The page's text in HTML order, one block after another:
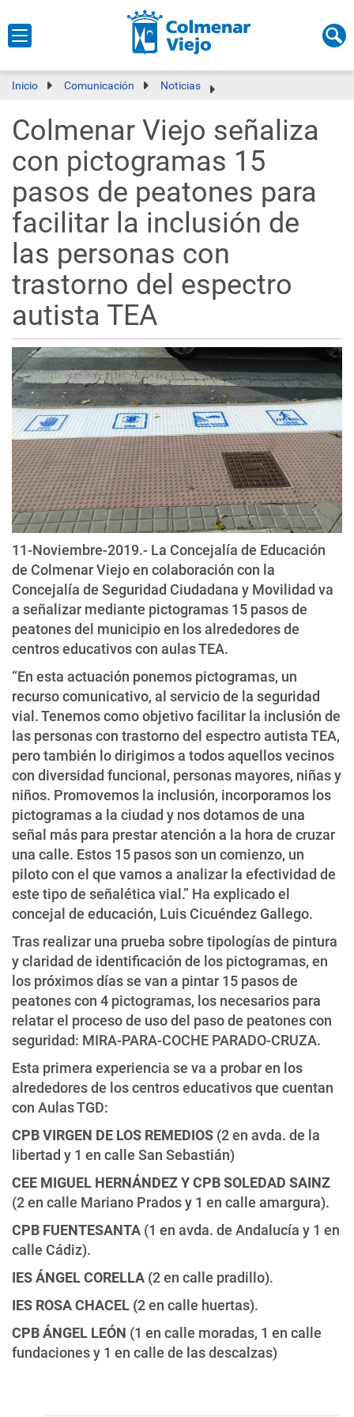
Inicio Comunicación Noticias
Colmenar Viejo señaliza
con pictogramas 15
pasos de peatones para
facilitar la inclusión de
las personas con
trastorno del espectro
autista TEA
11-Noviembre-2019.- La Concejalía de Educación
de Colmenar Viejo en colaboración con la
Concejalía de Seguridad Ciudadana y Movilidad va
a señalizar mediante pictogramas 15 pasos de
peatones del municipio en los alrededores de
centros educativos con aulas TEA.
“En esta actuación ponemos pictogramas, un
recurso comunicativo, al servicio de la seguridad
vial. Tenemos como objetivo facilitar la inclusión de
las personas con trastorno del espectro autista TEA,
pero también lo dirigimos a todos aquellos vecinos
con diversidad funcional, personas mayores, niñas y
niños. Promovemos la inclusión, incorporamos los
pictogramas a la ciudad y nos dotamos de una
señal más para prestar atención a la hora de cruzar
una calle. Estos 15 pasos son un comienzo, un
piloto con el que vamos a analizar la efectividad de
este tipo de señalética vial.” Ha explicado el
concejal de educación, Luis Cicuéndez Gallego.
Tras realizar una prueba sobre tipologías de pintura
y claridad de identificación de los pictogramas, en
los próximos días se van a pintar 15 pasos de
peatones con 4 pictogramas, los necesarios para
relatar el proceso de uso del paso de peatones con
seguridad: MIRA-PARA-COCHE PARADO-CRUZA.
Esta primera experiencia se va a probar en los
alrededores de los centros educativos que cuentan
con Aulas TGD:
CPB VIRGEN DE LOS REMEDIOS (2 en avda. de la
libertad y 1 en calle San Sebastián)
CEE MIGUEL HERNÁNDEZ Y CPB SOLEDAD SAINZ
(2 en calle Mariano Prados y 1 en calle amargura).
CPB FUENTESANTA (1 en avda. de Andalucía y 1 en
calle Cádiz).
IES ÁNGEL CORELLA (2 en calle pradillo).
IES ROSA CHACEL (2 en calle huertas).
CPB ÁNGEL LEÓN (1 en calle moradas, 1 en calle
fundaciones y 1 en calle de las descalzas)